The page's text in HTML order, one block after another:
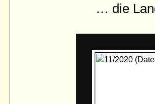
… die